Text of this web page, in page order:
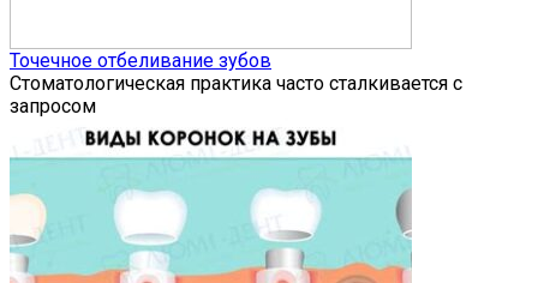
Точечное отбеливание зубов
Стоматологическая практика часто сталкивается с
запросом